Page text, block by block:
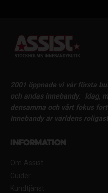
2001 öppnade vi vår första
och andas innebandy.
Idag,
densamma och vårt fokus
Innebandy är världens
Information
Om Assist
Guider
Kundtjänst